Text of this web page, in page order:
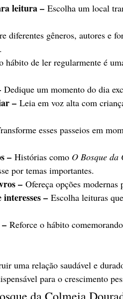
leitura – Escolha um local
diferentes gêneros, autores e
hábito de ler regularmente é
Dedique um momento do dia
– Leia em voz alta com
esses passeios em
– Histórias como O Bosque
por temas importantes.
– Ofereça opções
– Escolha leituras
Reforce o hábito
uma relação saudável e
para o crescimento